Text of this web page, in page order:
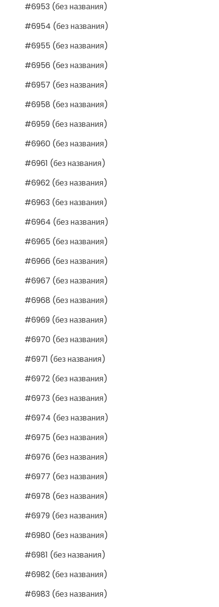
#6953 (без названия)
#6954 (без названия)
#6955 (без названия)
#6956 (без названия)
#6957 (без названия)
#6958 (без названия)
#6959 (без названия)
#6960 (без названия)
#6961 (без названия)
#6962 (без названия)
#6963 (без названия)
#6964 (без названия)
#6965 (без названия)
#6966 (без названия)
#6967 (без названия)
#6968 (без названия)
#6969 (без названия)
#6970 (без названия)
#6971 (без названия)
#6972 (без названия)
#6973 (без названия)
#6974 (без названия)
#6975 (без названия)
#6976 (без названия)
#6977 (без названия)
#6978 (без названия)
#6979 (без названия)
#6980 (без названия)
#6981 (без названия)
#6982 (без названия)
#6983 (без названия)